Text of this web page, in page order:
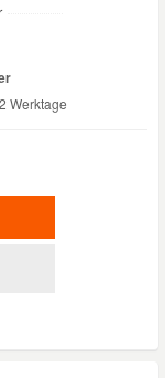
Werktage